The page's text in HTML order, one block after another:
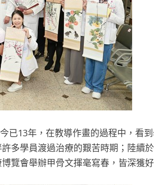
13年，在教導作畫的過程中，看到
多學員渡過治療的艱苦時期；陸續
覽會舉辦甲骨文揮毫寫春，皆深獲好